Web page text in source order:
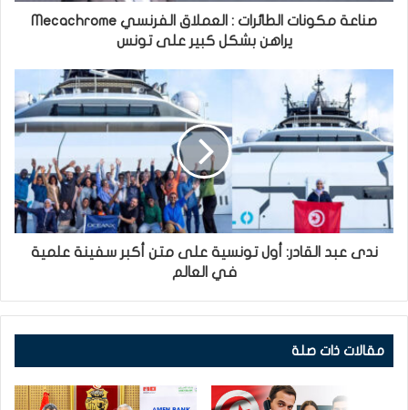
صناعة مكونات الطائرات : العملاق الفرنسي Mecachrome
يراهن بشكل كبير على تونس
ندى عبد القادر: أول تونسية على متن أكبر سفينة علمية
في العالم
مقالات ذات صلة